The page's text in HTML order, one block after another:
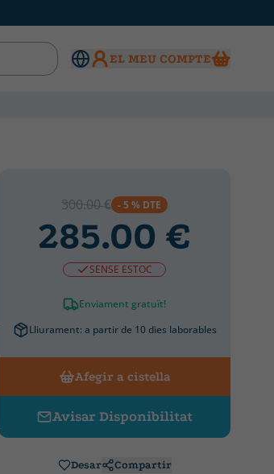
EL MEU COMPTE
300.00 € - 5 % DTE
285.00 €
SENSE ESTOC
Enviament gratuït!
Lliurament: a partir de 10 dies laborables
Afegir a cistella
Avisar Disponibilitat
Desar Compartir